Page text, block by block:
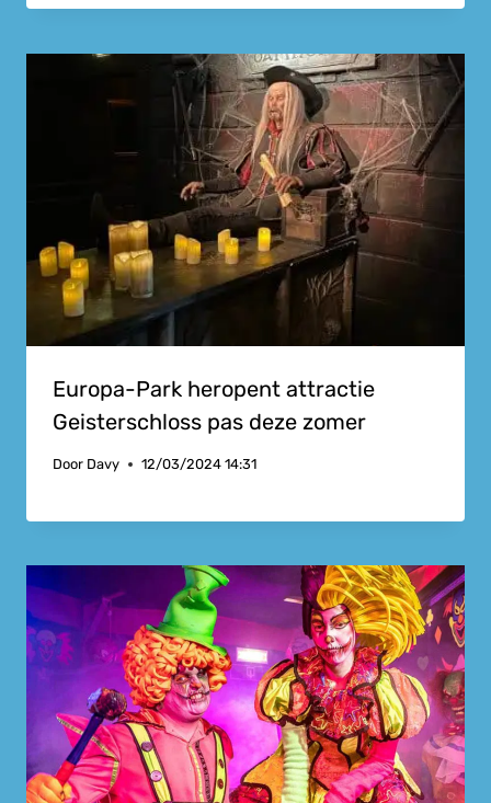
Europa-Park heropent attractie
Geisterschloss pas deze zomer
Door Davy 12/03/2024 14:31